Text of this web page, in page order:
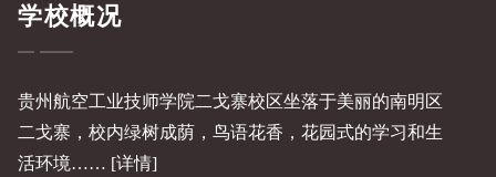
学校概况
贵州航空工业技师学院二戈寨校区坐落于美丽的南明区
二戈寨，校内绿树成荫，鸟语花香，花园式的学习和生
活环境…… [详情]